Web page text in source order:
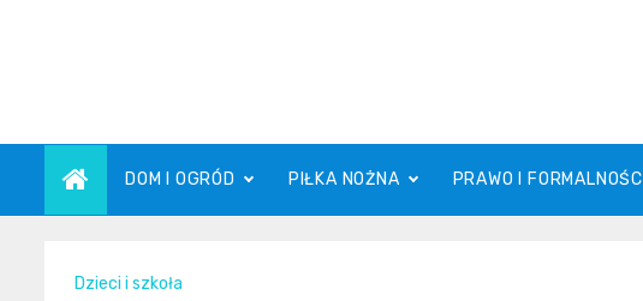
DOM I OGRÓD PIŁKA NOŻNA PRAWO I FORMALNOŚCI
Dzieci i szkoła